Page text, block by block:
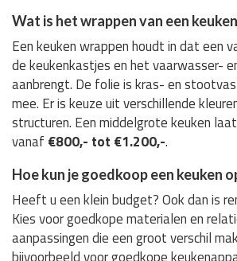
Wat is het wrappen van een
Een keuken wrappen houdt in dat een
de keukenkastjes en het vaarwasser-
aanbrengt. De folie is kras- en
mee. Er is keuze uit verschillende
structuren. Een middelgrote keuken
vanaf €800,- tot €1.200,-.
Hoe kun je goedkoop een keuken
Heeft u een klein budget? Ook dan is
Kies voor goedkope materialen en
aanpassingen die een groot verschil